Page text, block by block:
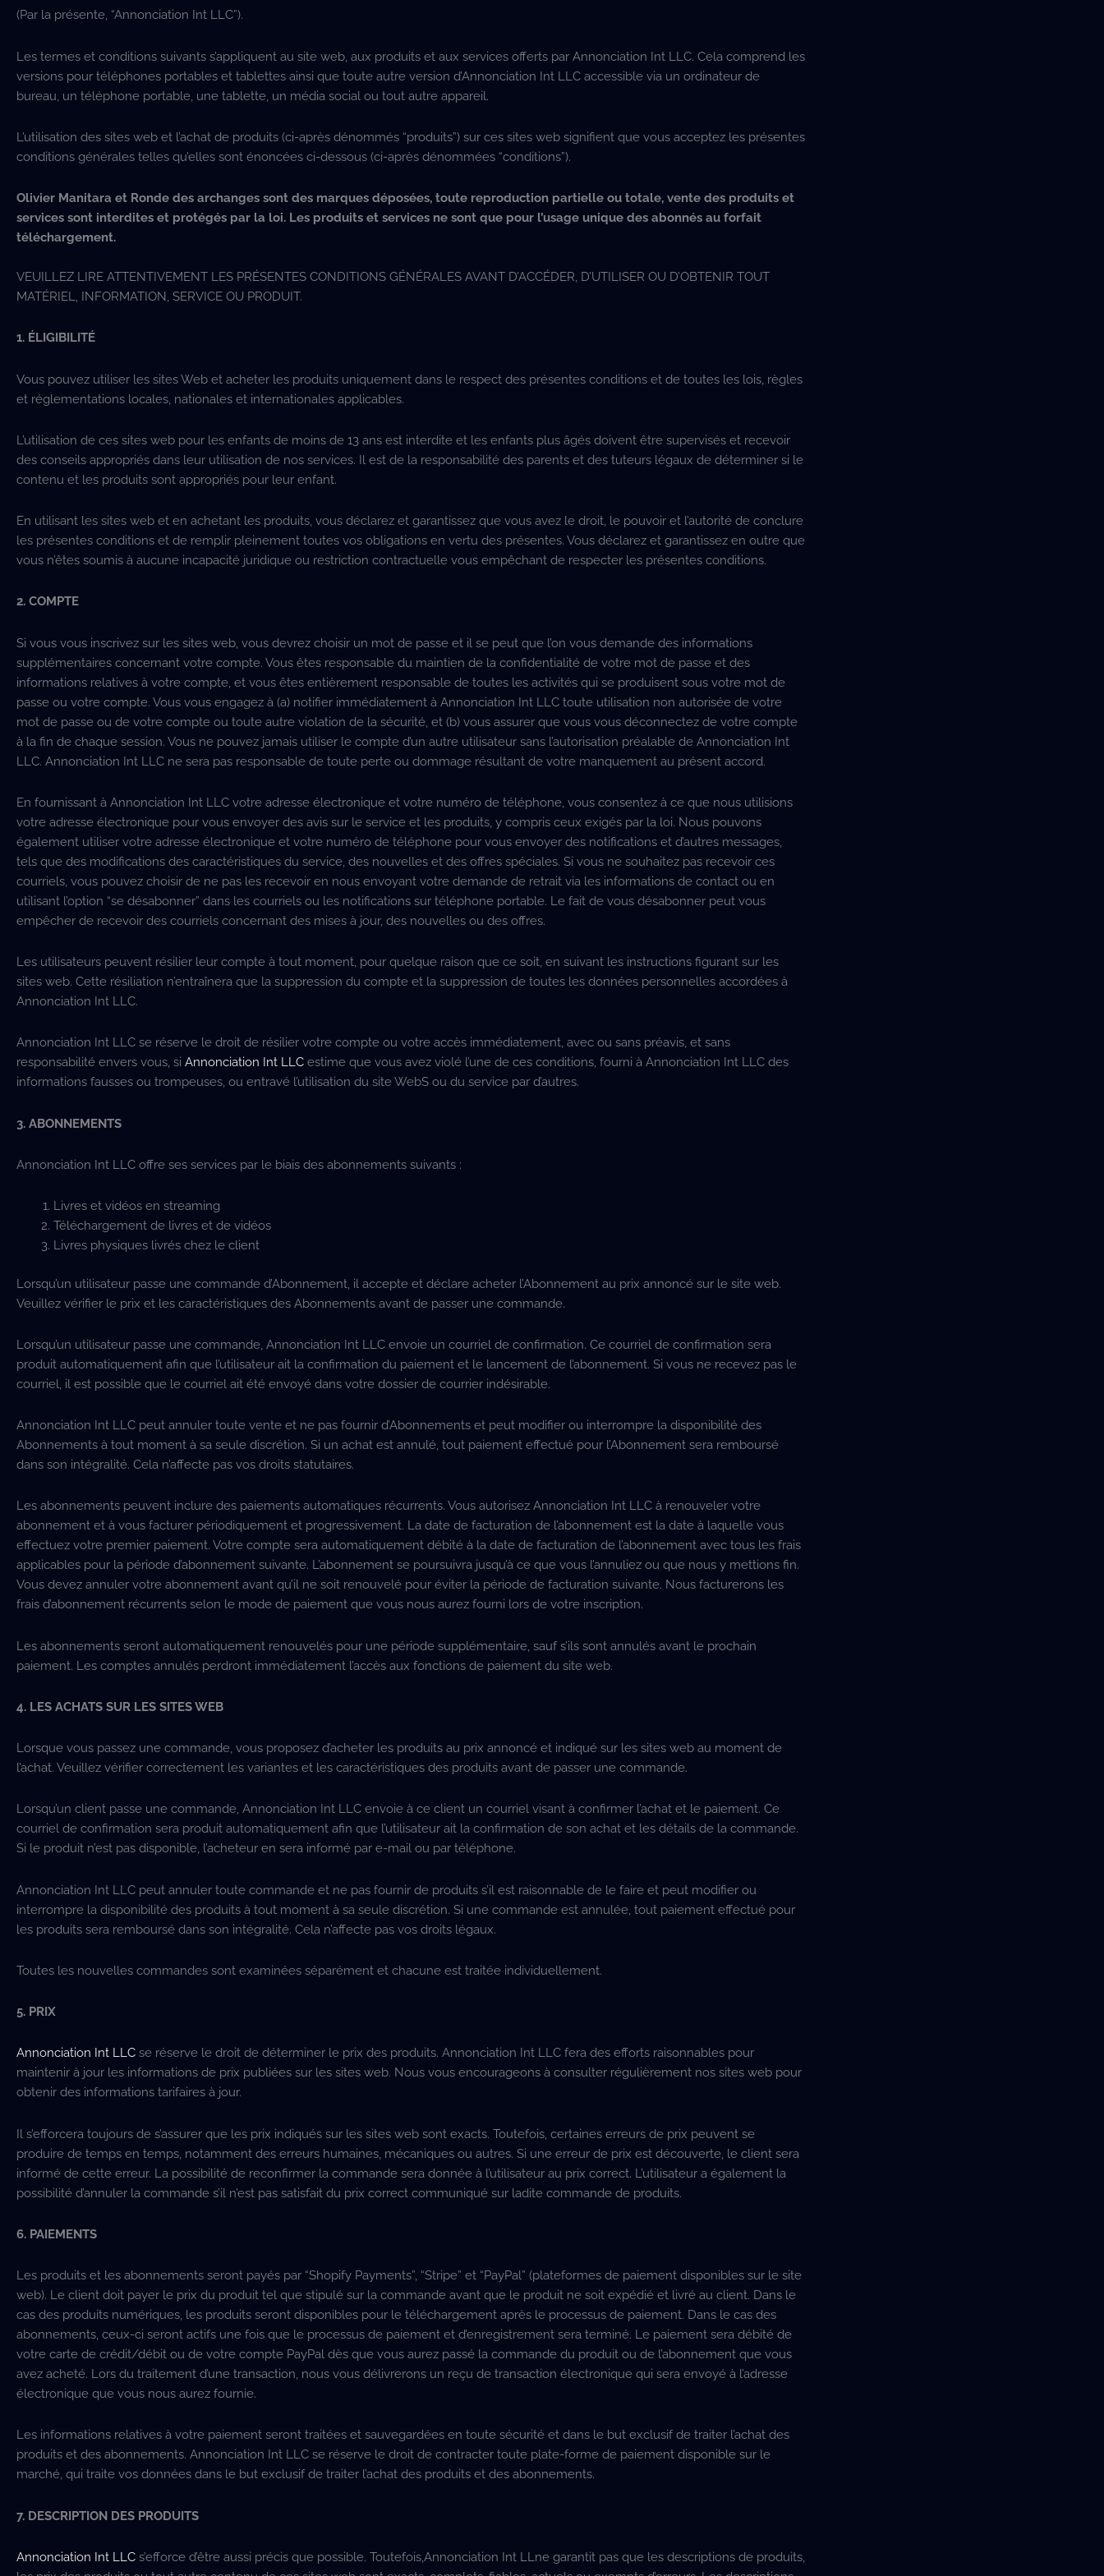
(Par la présente, “Annonciation Int LLC”).
Les termes et conditions suivants s’appliquent au site web, aux produits et aux services offerts par Annonciation Int LLC. Cela comprend les
versions pour téléphones portables et tablettes ainsi que toute autre version d’Annonciation Int LLC accessible via un ordinateur de
bureau, un téléphone portable, une tablette, un média social ou tout autre appareil.
L’utilisation des sites web et l’achat de produits (ci-après dénommés “produits”) sur ces sites web signifient que vous acceptez les présentes
conditions générales telles qu’elles sont énoncées ci-dessous (ci-après dénommées “conditions”).
Olivier Manitara et Ronde des archanges sont des marques déposées, toute reproduction partielle ou totale, vente des produits et
services sont interdites et protégés par la loi. Les produits et services ne sont que pour l’usage unique des abonnés au forfait
téléchargement.
VEUILLEZ LIRE ATTENTIVEMENT LES PRÉSENTES CONDITIONS GÉNÉRALES AVANT D’ACCÉDER, D’UTILISER OU D’OBTENIR TOUT
MATÉRIEL, INFORMATION, SERVICE OU PRODUIT.
1. ÉLIGIBILITÉ
Vous pouvez utiliser les sites Web et acheter les produits uniquement dans le respect des présentes conditions et de toutes les lois, règles
et réglementations locales, nationales et internationales applicables.
L’utilisation de ces sites web pour les enfants de moins de 13 ans est interdite et les enfants plus âgés doivent être supervisés et recevoir
des conseils appropriés dans leur utilisation de nos services. Il est de la responsabilité des parents et des tuteurs légaux de déterminer si le
contenu et les produits sont appropriés pour leur enfant.
En utilisant les sites web et en achetant les produits, vous déclarez et garantissez que vous avez le droit, le pouvoir et l’autorité de conclure
les présentes conditions et de remplir pleinement toutes vos obligations en vertu des présentes. Vous déclarez et garantissez en outre que
vous n’êtes soumis à aucune incapacité juridique ou restriction contractuelle vous empêchant de respecter les présentes conditions.
2. COMPTE
Si vous vous inscrivez sur les sites web, vous devrez choisir un mot de passe et il se peut que l’on vous demande des informations
supplémentaires concernant votre compte. Vous êtes responsable du maintien de la confidentialité de votre mot de passe et des
informations relatives à votre compte, et vous êtes entièrement responsable de toutes les activités qui se produisent sous votre mot de
passe ou votre compte. Vous vous engagez à (a) notifier immédiatement à Annonciation Int LLC toute utilisation non autorisée de votre
mot de passe ou de votre compte ou toute autre violation de la sécurité, et (b) vous assurer que vous vous déconnectez de votre compte
à la fin de chaque session. Vous ne pouvez jamais utiliser le compte d’un autre utilisateur sans l’autorisation préalable de Annonciation Int
LLC. Annonciation Int LLC ne sera pas responsable de toute perte ou dommage résultant de votre manquement au présent accord.
En fournissant à Annonciation Int LLC votre adresse électronique et votre numéro de téléphone, vous consentez à ce que nous utilisions
votre adresse électronique pour vous envoyer des avis sur le service et les produits, y compris ceux exigés par la loi. Nous pouvons
également utiliser votre adresse électronique et votre numéro de téléphone pour vous envoyer des notifications et d’autres messages,
tels que des modifications des caractéristiques du service, des nouvelles et des offres spéciales. Si vous ne souhaitez pas recevoir ces
courriels, vous pouvez choisir de ne pas les recevoir en nous envoyant votre demande de retrait via les informations de contact ou en
utilisant l’option “se désabonner” dans les courriels ou les notifications sur téléphone portable. Le fait de vous désabonner peut vous
empêcher de recevoir des courriels concernant des mises à jour, des nouvelles ou des offres.
Les utilisateurs peuvent résilier leur compte à tout moment, pour quelque raison que ce soit, en suivant les instructions figurant sur les
sites web. Cette résiliation n’entraînera que la suppression du compte et la suppression de toutes les données personnelles accordées à
Annonciation Int LLC.
Annonciation Int LLC se réserve le droit de résilier votre compte ou votre accès immédiatement, avec ou sans préavis, et sans
responsabilité envers vous, si Annonciation Int LLC estime que vous avez violé l’une de ces conditions, fourni à Annonciation Int LLC des
informations fausses ou trompeuses, ou entravé l’utilisation du site WebS ou du service par d’autres.
3. ABONNEMENTS
Annonciation Int LLC offre ses services par le biais des abonnements suivants :
Livres et vidéos en streaming
Téléchargement de livres et de vidéos
Livres physiques livrés chez le client
Lorsqu’un utilisateur passe une commande d’Abonnement, il accepte et déclare acheter l’Abonnement au prix annoncé sur le site web.
Veuillez vérifier le prix et les caractéristiques des Abonnements avant de passer une commande.
Lorsqu’un utilisateur passe une commande, Annonciation Int LLC envoie un courriel de confirmation. Ce courriel de confirmation sera
produit automatiquement afin que l’utilisateur ait la confirmation du paiement et le lancement de l’abonnement. Si vous ne recevez pas le
courriel, il est possible que le courriel ait été envoyé dans votre dossier de courrier indésirable.
Annonciation Int LLC peut annuler toute vente et ne pas fournir d’Abonnements et peut modifier ou interrompre la disponibilité des
Abonnements à tout moment à sa seule discrétion. Si un achat est annulé, tout paiement effectué pour l’Abonnement sera remboursé
dans son intégralité. Cela n’affecte pas vos droits statutaires.
Les abonnements peuvent inclure des paiements automatiques récurrents. Vous autorisez Annonciation Int LLC à renouveler votre
abonnement et à vous facturer périodiquement et progressivement. La date de facturation de l’abonnement est la date à laquelle vous
effectuez votre premier paiement. Votre compte sera automatiquement débité à la date de facturation de l’abonnement avec tous les frais
applicables pour la période d’abonnement suivante. L’abonnement se poursuivra jusqu’à ce que vous l’annuliez ou que nous y mettions fin.
Vous devez annuler votre abonnement avant qu’il ne soit renouvelé pour éviter la période de facturation suivante. Nous facturerons les
frais d’abonnement récurrents selon le mode de paiement que vous nous aurez fourni lors de votre inscription.
Les abonnements seront automatiquement renouvelés pour une période supplémentaire, sauf s’ils sont annulés avant le prochain
paiement. Les comptes annulés perdront immédiatement l’accès aux fonctions de paiement du site web.
4. LES ACHATS SUR LES SITES WEB
Lorsque vous passez une commande, vous proposez d’acheter les produits au prix annoncé et indiqué sur les sites web au moment de
l’achat. Veuillez vérifier correctement les variantes et les caractéristiques des produits avant de passer une commande.
Lorsqu’un client passe une commande, Annonciation Int LLC envoie à ce client un courriel visant à confirmer l’achat et le paiement. Ce
courriel de confirmation sera produit automatiquement afin que l’utilisateur ait la confirmation de son achat et les détails de la commande.
Si le produit n’est pas disponible, l’acheteur en sera informé par e-mail ou par téléphone.
Annonciation Int LLC peut annuler toute commande et ne pas fournir de produits s’il est raisonnable de le faire et peut modifier ou
interrompre la disponibilité des produits à tout moment à sa seule discrétion. Si une commande est annulée, tout paiement effectué pour
les produits sera remboursé dans son intégralité. Cela n’affecte pas vos droits légaux.
Toutes les nouvelles commandes sont examinées séparément et chacune est traitée individuellement.
5. PRIX
Annonciation Int LLC se réserve le droit de déterminer le prix des produits. Annonciation Int LLC fera des efforts raisonnables pour
maintenir à jour les informations de prix publiées sur les sites web. Nous vous encourageons à consulter régulièrement nos sites web pour
obtenir des informations tarifaires à jour.
Il s’efforcera toujours de s’assurer que les prix indiqués sur les sites web sont exacts. Toutefois, certaines erreurs de prix peuvent se
produire de temps en temps, notamment des erreurs humaines, mécaniques ou autres. Si une erreur de prix est découverte, le client sera
informé de cette erreur. La possibilité de reconfirmer la commande sera donnée à l’utilisateur au prix correct. L’utilisateur a également la
possibilité d’annuler la commande s’il n’est pas satisfait du prix correct communiqué sur ladite commande de produits.
6. PAIEMENTS
Les produits et les abonnements seront payés par “Shopify Payments”, “Stripe” et “PayPal” (plateformes de paiement disponibles sur le site
web). Le client doit payer le prix du produit tel que stipulé sur la commande avant que le produit ne soit expédié et livré au client. Dans le
cas des produits numériques, les produits seront disponibles pour le téléchargement après le processus de paiement. Dans le cas des
abonnements, ceux-ci seront actifs une fois que le processus de paiement et d’enregistrement sera terminé. Le paiement sera débité de
votre carte de crédit/débit ou de votre compte PayPal dès que vous aurez passé la commande du produit ou de l’abonnement que vous
avez acheté. Lors du traitement d’une transaction, nous vous délivrerons un reçu de transaction électronique qui sera envoyé à l’adresse
électronique que vous nous aurez fournie.
Les informations relatives à votre paiement seront traitées et sauvegardées en toute sécurité et dans le but exclusif de traiter l’achat des
produits et des abonnements. Annonciation Int LLC se réserve le droit de contracter toute plate-forme de paiement disponible sur le
marché, qui traite vos données dans le but exclusif de traiter l’achat des produits et des abonnements.
7. DESCRIPTION DES PRODUITS
Annonciation Int LLC s’efforce d’être aussi précis que possible. Toutefois,Annonciation Int LLne garantit pas que les descriptions de produits,